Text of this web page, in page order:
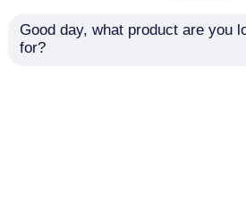
Good day, what product are you
for?